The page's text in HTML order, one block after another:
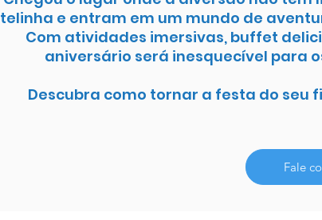
telinha e entram em um mundo de
Com atividades imersivas, buffet
aniversário será inesquecível para
Descubra como tornar a festa do seu
Fale